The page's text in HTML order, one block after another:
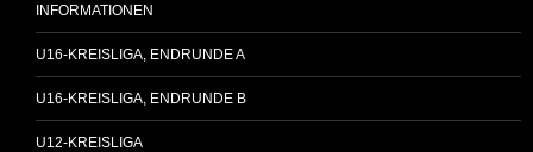
INFORMATIONEN
U16-KREISLIGA, ENDRUNDE A
U16-KREISLIGA, ENDRUNDE B
U12-KREISLIGA